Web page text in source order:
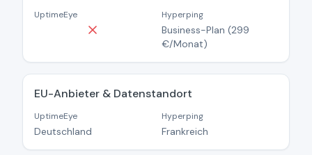
UptimeEye Hyperping
Business-Plan (299
€/Monat)
EU-Anbieter & Datenstandort
UptimeEye
Deutschland
Hyperping
Frankreich